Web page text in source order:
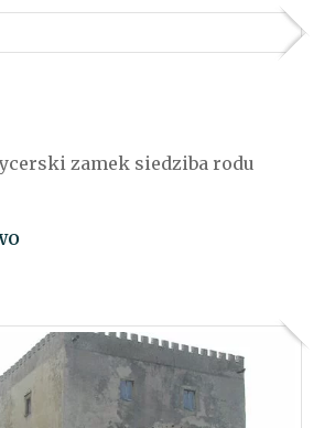
zamek siedziba rodu